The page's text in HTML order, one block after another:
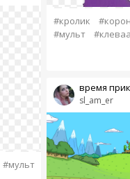
#мульт
#кролик
#мульт
sl_am_er
время